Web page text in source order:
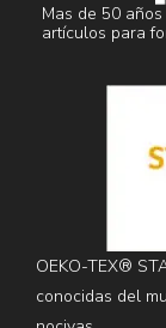
Mas de 50
artículos para
OEKO-TEX®
conocidas del